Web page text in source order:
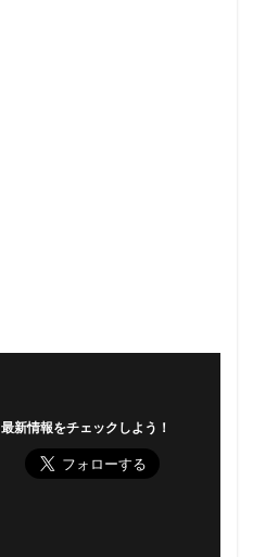
最新情報をチェックしよう！